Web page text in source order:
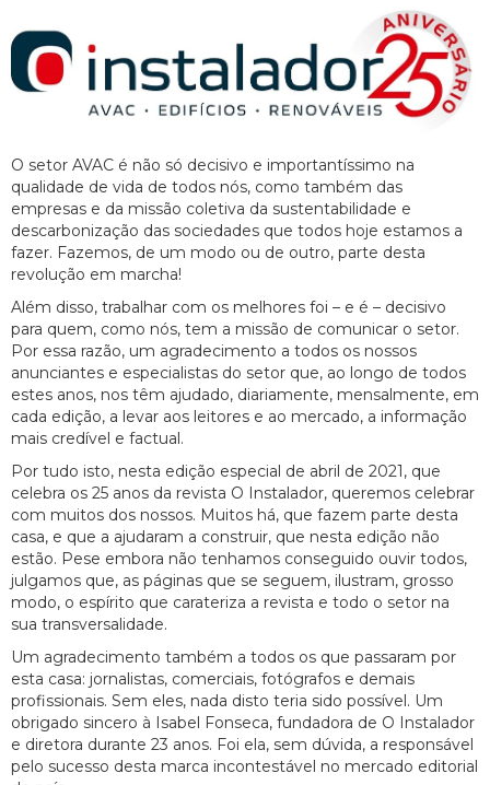
O setor AVAC é não só decisivo e importantíssimo na
qualidade de vida de todos nós, como também das
empresas e da missão coletiva da sustentabilidade e
descarbonização das sociedades que todos hoje estamos a
fazer. Fazemos, de um modo ou de outro, parte desta
revolução em marcha!
Além disso, trabalhar com os melhores foi – e é – decisivo
para quem, como nós, tem a missão de comunicar o setor.
Por essa razão, um agradecimento a todos os nossos
anunciantes e especialistas do setor que, ao longo de todos
estes anos, nos têm ajudado, diariamente, mensalmente, em
cada edição, a levar aos leitores e ao mercado, a informação
mais credível e factual.
Por tudo isto, nesta edição especial de abril de 2021, que
celebra os 25 anos da revista O Instalador, queremos celebrar
com muitos dos nossos. Muitos há, que fazem parte desta
casa, e que a ajudaram a construir, que nesta edição não
estão. Pese embora não tenhamos conseguido ouvir todos,
julgamos que, as páginas que se seguem, ilustram, grosso
modo, o espírito que carateriza a revista e todo o setor na
sua transversalidade.
Um agradecimento também a todos os que passaram por
esta casa: jornalistas, comerciais, fotógrafos e demais
profissionais. Sem eles, nada disto teria sido possível. Um
obrigado sincero à Isabel Fonseca, fundadora de O Instalador
e diretora durante 23 anos. Foi ela, sem dúvida, a responsável
pelo sucesso desta marca incontestável no mercado editorial